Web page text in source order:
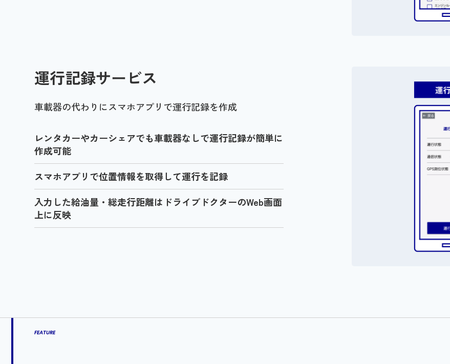
運行記録サービス
車載器の代わりにスマホアプリで運行記録を作成
レンタカーやカーシェアでも車載器なしで運行記録が簡単に
作成可能
スマホアプリで位置情報を取得して運行を記録
入力した給油量・総走行距離はドライブドクターのWeb画面
上に反映
FEATURE